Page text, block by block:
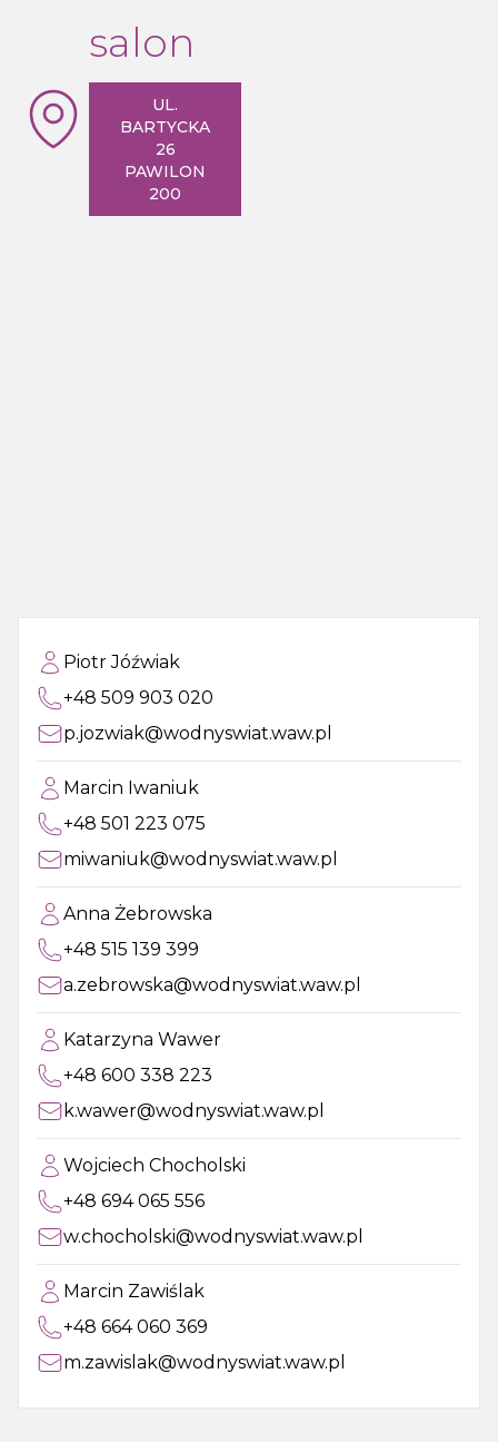
salon
UL.
BARTYCKA
26
PAWILON
200
Piotr Jóźwiak
+48 509 903 020
p.jozwiak@wodnyswiat.waw.pl
Marcin Iwaniuk
+48 501 223 075
miwaniuk@wodnyswiat.waw.pl
Anna Żebrowska
+48 515 139 399
a.zebrowska@wodnyswiat.waw.pl
Katarzyna Wawer
+48 600 338 223
k.wawer@wodnyswiat.waw.pl
Wojciech Chocholski
+48 694 065 556
w.chocholski@wodnyswiat.waw.pl
Marcin Zawiślak
+48 664 060 369
m.zawislak@wodnyswiat.waw.pl